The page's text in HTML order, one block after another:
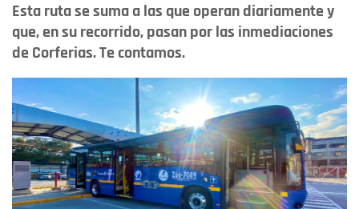
Esta ruta se suma a las que operan diariamente y
que, en su recorrido, pasan por las inmediaciones
de Corferias. Te contamos.